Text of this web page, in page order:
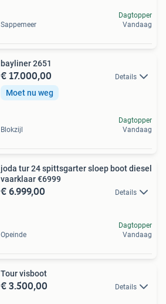
Sappemeer
Dagtopper
Vandaag
bayliner 2651
€ 17.000,00 Details
Moet nu weg
Blokzijl
Dagtopper
Vandaag
joda tur 24 spittsgarter sloep boot diesel
vaarklaar €6999
€ 6.999,00 Details
Opeinde
Dagtopper
Vandaag
Tour visboot
€ 3.500,00 Details